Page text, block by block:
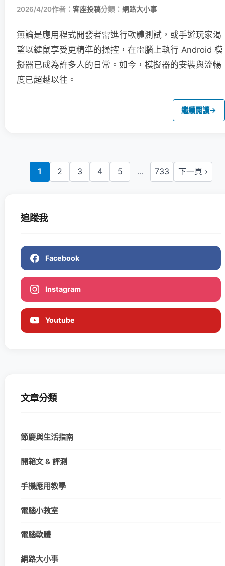
2026/4/20作者： 客座投稿分類： 網路大小事
無論是應用程式開發者需進行軟體測試，或手遊玩家渴
望以鍵鼠享受更精準的操控，在電腦上執行 Android 模
擬器已成為許多人的日常。如今，模擬器的安裝與流暢
度已超越以往。
繼續閱讀→
1 2 3 4 5 ... 733 下一頁 ›
追蹤我
Facebook
Instagram
Youtube
文章分類
節慶與生活指南
開箱文 & 評測
手機應用教學
電腦小教室
電腦軟體
網路大小事